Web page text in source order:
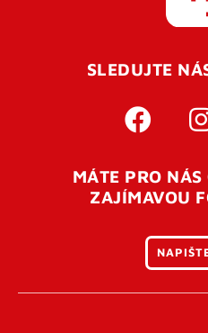
SLEDUJTE
MÁTE PRO
ZAJÍMAVOU